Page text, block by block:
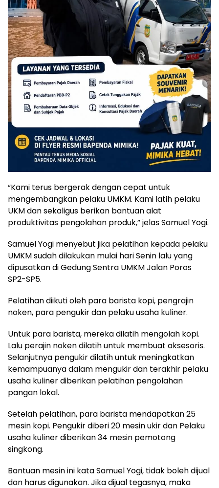
“Kami terus bergerak dengan cepat untuk
mengembangkan pelaku UMKM. Kami latih pelaku
UKM dan sekaligus berikan bantuan alat
produktivitas pengolahan produk,” jelas Samuel Yogi.
Samuel Yogi menyebut jika pelatihan kepada pelaku
UMKM sudah dilakukan mulai hari Senin lalu yang
dipusatkan di Gedung Sentra UMKM Jalan Poros
SP2-SP5.
Pelatihan diikuti oleh para barista kopi, pengrajin
noken, para pengukir dan pelaku usaha kuliner.
Untuk para barista, mereka dilatih mengolah kopi.
Lalu perajin noken dilatih untuk membuat aksesoris.
Selanjutnya pengukir dilatih untuk meningkatkan
kemampuanya dalam mengukir dan terakhir pelaku
usaha kuliner diberikan pelatihan pengolahan
pangan lokal.
Setelah pelatihan, para barista mendapatkan 25
mesin kopi. Pengukir diberi 20 mesin ukir dan Pelaku
usaha kuliner diberikan 34 mesin pemotong
singkong.
Bantuan mesin ini kata Samuel Yogi, tidak boleh dijual
dan harus digunakan. Jika dijual tegasnya, maka